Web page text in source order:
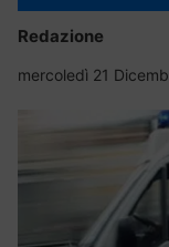
Redazione
mercoledì 21